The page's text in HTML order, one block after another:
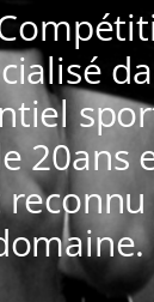
20ans